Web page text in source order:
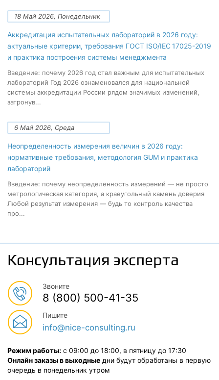
18 Май 2026, Понедельник
Аккредитация испытательных лабораторий в 2026 году:
актуальные критерии, требования ГОСТ ISO/IEC 17025-2019
и практика построения системы менеджмента
Введение: почему 2026 год стал важным для испытательных
лабораторий Год 2026 ознаменовался для национальной
системы аккредитации России рядом значимых изменений,
затронув...
6 Май 2026, Среда
Неопределенность измерения величин в 2026 году:
нормативные требования, методология GUM и практика
лабораторий
Введение: почему неопределенность измерений — не просто
метрологическая категория, а краеугольный камень доверия
Любой результат измерения — будь то контроль качества
про...
Консультация эксперта
Звоните
8 (800) 500-41-35
Пишите
info@nice-consulting.ru
Режим работы: с 09:00 до 18:00, в пятницу до 17:30
Онлайн заказы в выходные дни будут обработаны в первую
очередь в понедельник утром